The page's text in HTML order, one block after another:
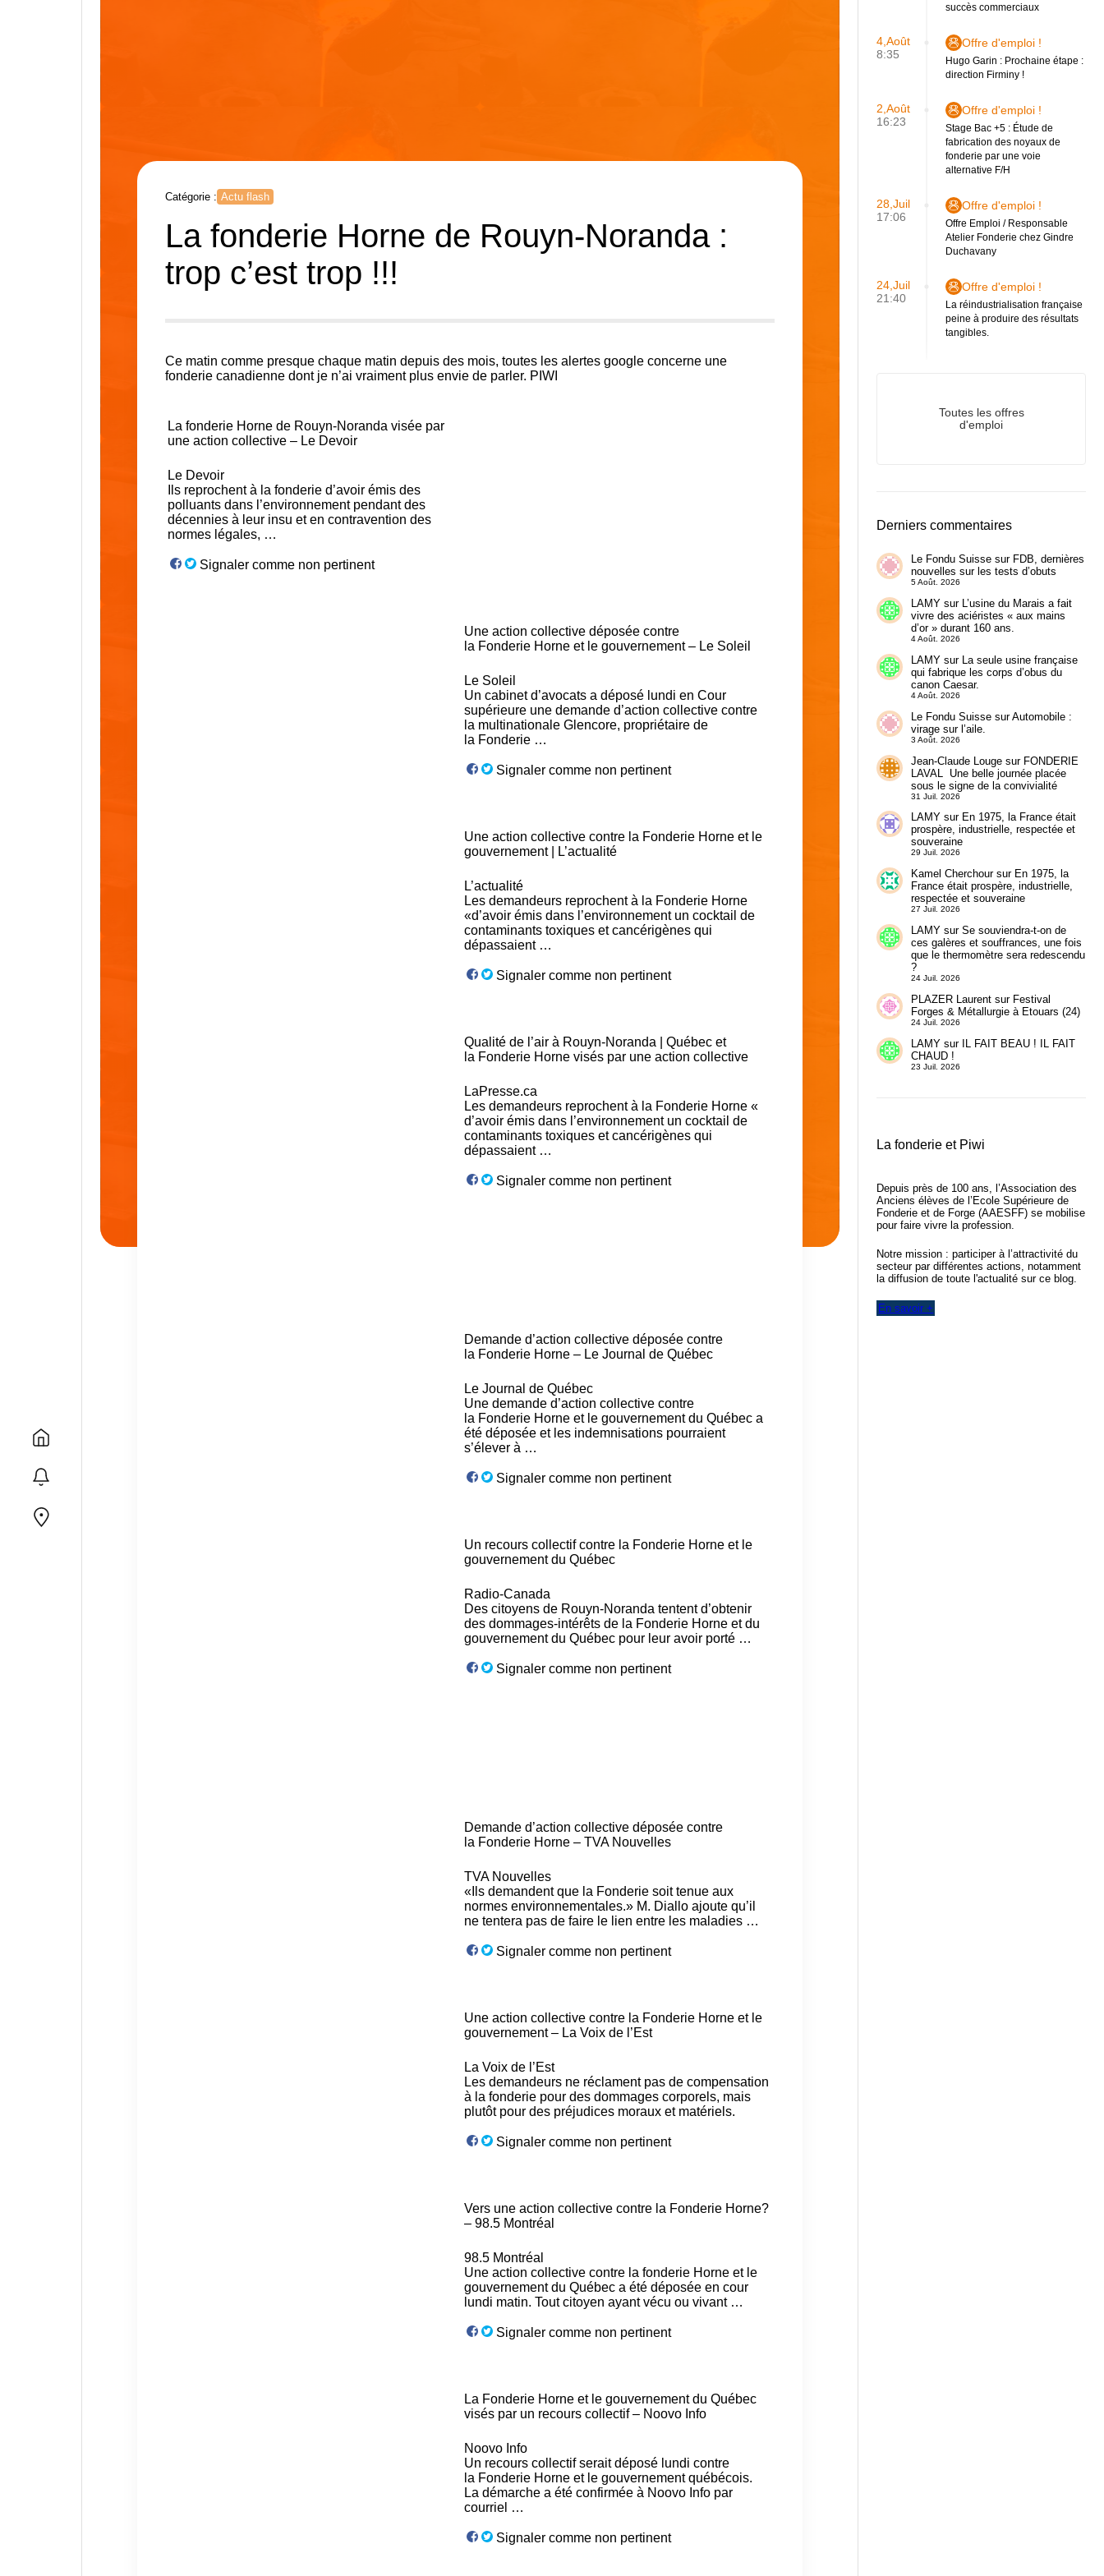
Catégorie : Actu flash
La fonderie Horne de Rouyn-Noranda :
trop c’est trop !!!
Ce matin comme presque chaque matin depuis des mois, toutes les alertes google concerne une
fonderie canadienne dont je n’ai vraiment plus envie de parler. PIWI
La fonderieHorne de Rouyn-Noranda visée par
une action collective – Le Devoir
Le Devoir
Ils reprochent à la fonderied’avoir émis des
polluants dans l’environnement pendant des
décennies à leur insu et en contravention des
normes légales, …
Signaler comme non pertinent
Une action collective déposée contre
la FonderieHorne et le gouvernement – Le Soleil
Le Soleil
Un cabinet d’avocats a déposé lundi en Cour
supérieure une demande d’action collective contre
la multinationale Glencore, propriétaire de
la Fonderie…
Signaler comme non pertinent
Une action collective contre la FonderieHorne et le
gouvernement | L’actualité
L’actualité
Les demandeurs reprochent à la FonderieHorne
«d’avoir émis dans l’environnement un cocktail de
contaminants toxiques et cancérigènes qui
dépassaient …
Signaler comme non pertinent
Qualité de l’air à Rouyn-Noranda | Québec et
la FonderieHorne visés par une action collective
LaPresse.ca
Les demandeurs reprochent à la FonderieHorne «
d’avoir émis dans l’environnement un cocktail de
contaminants toxiques et cancérigènes qui
dépassaient …
Signaler comme non pertinent
Demande d’action collective déposée contre
la FonderieHorne – Le Journal de Québec
Le Journal de Québec
Une demande d’action collective contre
la FonderieHorne et le gouvernement du Québec a
été déposée et les indemnisations pourraient
s’élever à …
Signaler comme non pertinent
Un recours collectif contre la FonderieHorne et le
gouvernement du Québec
Radio-Canada
Des citoyens de Rouyn-Noranda tentent d’obtenir
des dommages-intérêts de la FonderieHorne et du
gouvernement du Québec pour leur avoir porté …
Signaler comme non pertinent
Demande d’action collective déposée contre
la FonderieHorne – TVA Nouvelles
TVA Nouvelles
«Ils demandent que la Fonderiesoit tenue aux
normes environnementales.» M. Diallo ajoute qu’il
ne tentera pas de faire le lien entre les maladies …
Signaler comme non pertinent
Une action collective contre la FonderieHorne et le
gouvernement – La Voix de l’Est
La Voix de l’Est
Les demandeurs ne réclament pas de compensation
à la fonderiepour des dommages corporels, mais
plutôt pour des préjudices moraux et matériels.
Signaler comme non pertinent
Vers une action collective contre la FonderieHorne?
– 98.5 Montréal
98.5 Montréal
Une action collective contre la fonderieHorne et le
gouvernement du Québec a été déposée en cour
lundi matin. Tout citoyen ayant vécu ou vivant …
Signaler comme non pertinent
La FonderieHorne et le gouvernement du Québec
visés par un recours collectif – Noovo Info
Noovo Info
Un recours collectif serait déposé lundi contre
la FonderieHorne et le gouvernement québécois.
La démarche a été confirmée à Noovo Info par
courriel …
Signaler comme non pertinent
succès commerciaux
4,Août
8:35
Offre d'emploi !
Hugo Garin : Prochaine étape :
direction Firminy !
2,Août
16:23
Offre d'emploi !
Stage Bac +5 : Étude de
fabrication des noyaux de
fonderie par une voie
alternative F/H
28,Juil
17:06
Offre d'emploi !
Offre Emploi / Responsable
Atelier Fonderie chez Gindre
Duchavany
24,Juil
21:40
Offre d'emploi !
La réindustrialisation française
peine à produire des résultats
tangibles.
Toutes les offres
d'emploi
Derniers commentaires
Le Fondu Suissesur FDB, dernières
nouvelles sur les tests d’obuts
5 Août. 2026
LAMYsur L’usine du Marais a fait
vivre des aciéristes « aux mains
d’or » durant 160 ans.
4 Août. 2026
LAMYsur La seule usine française
qui fabrique les corps d’obus du
canon Caesar.
4 Août. 2026
Le Fondu SuissesurAutomobile :
virage sur l’aile.
3 Août. 2026
Jean-Claude Lougesur FONDERIE
LAVAL Une belle journée placée
sous le signe de la convivialité
31 Juil. 2026
LAMYsur En 1975, la France était
prospère, industrielle, respectée et
souveraine
29 Juil. 2026
Kamel Cherchoursur En 1975, la
France était prospère, industrielle,
respectée et souveraine
27 Juil. 2026
LAMYsur Se souviendra-t-on de
ces galères et souffrances, une fois
que le thermomètre sera redescendu
?
24 Juil. 2026
PLAZER Laurentsur Festival
Forges & Métallurgie à Etouars (24)
24 Juil. 2026
LAMYsur IL FAIT BEAU ! IL FAIT
CHAUD !
23 Juil. 2026
La fonderie et Piwi
Depuis près de 100 ans, l’Association des
Anciens élèves de l’Ecole Supérieure de
Fonderie et de Forge (AAESFF) se mobilise
pour faire vivre la profession.
Notre mission : participer à l’attractivité du
secteur par différentes actions, notamment
la diffusion de toute l'actualité sur ce blog.
En savoir +